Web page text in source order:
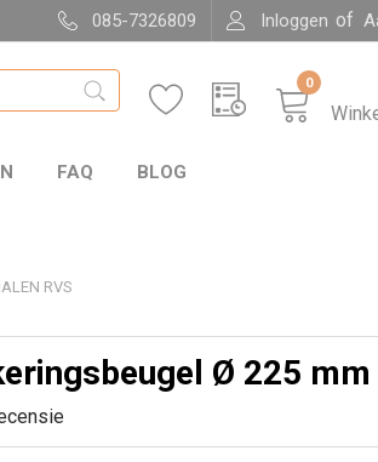
085-7326809 Inloggen of
0
FAQ BLOG
RVS
Ø 225 mm